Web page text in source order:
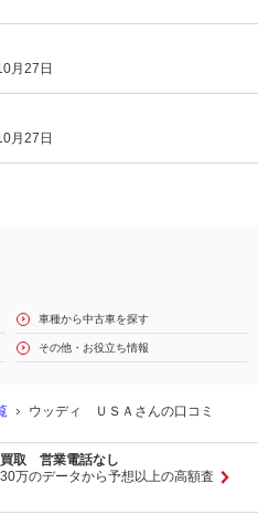
月27日
月27日
車種から中古車を探す
その他・お役立ち情報
ウッディ ＵＳＡさんの口コミ
買取 営業電話なし
万のデータから予想以上の高額査